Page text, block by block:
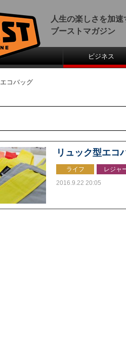
人生の楽しさを加
ブーストマガジン
ビジネス
エコバッグ
リュック型エコ
ライフ
レジャ
2016.9.22 20:05